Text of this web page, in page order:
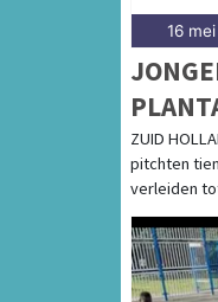
16
ZUID
pitchten
verleiden